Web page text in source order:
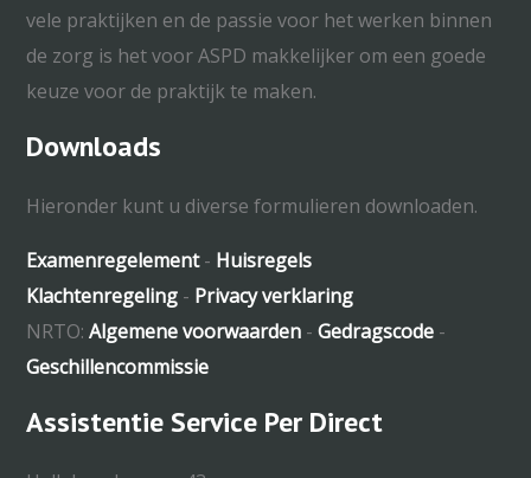
vele praktijken en de passie voor het werken binnen
de zorg is het voor ASPD makkelijker om een goede
keuze voor de praktijk te maken.
Downloads
Hieronder kunt u diverse formulieren downloaden.
Examenregelement- Huisregels
Klachtenregeling - Privacy verklaring
NRTO:Algemene voorwaarden -Gedragscode -
Geschillencommissie
Assistentie Service Per Direct